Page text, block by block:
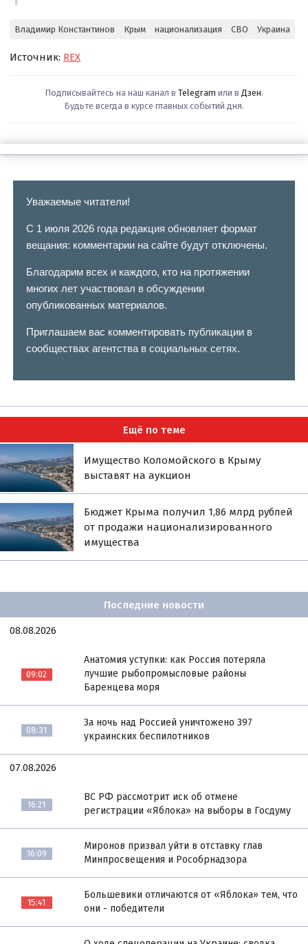
Владимир Константинов Крым национализация СВО Украина
Источник: REX
Подписывайтесь на наш канал в Telegram или в Дзен.
Будьте всегда в курсе главных событий дня.
Уважаемые читатели!
С 1 июля 2026 года редакция обновляет формат
вещания: комментарии на сайте будут отключены.
Благодарим всех и каждого, кто на протяжении
многих лет участвовал в обсуждении
опубликованных материалов.
Приглашаем вас комментировать публикации в
сообществах агентства в социальных сетях.
Ещё по теме
Имущество Коломойского в Крыму
выставят на аукцион
Бюджет Крыма получил 1,86 млрд рублей
от продажи национализированного
имущества
Последние новости
08.08.2026
09:02
Анатомия уступки: как Россия потеряла
лучшие рыбопромысловые районы
Баренцева моря
08:31
За ночь над Россией уничтожено 397
украинских беспилотников
07.08.2026
16:21
ВС РФ рассмотрит иск об отмене
регистрации «Яблока» на выборы в Госдуму
16:09
Миронов призвал уйти в отставку глав
Минпросвещения и Рособрнадзора
15:41
Большевики отличаются от «Яблока» тем, что
они - победители